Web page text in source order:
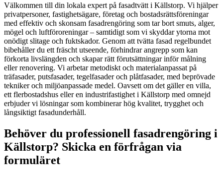
Välkommen till din lokala expert på fasadtvätt i Källstorp. Vi hjälper
privatpersoner, fastighetsägare, företag och bostadsrättsföreningar
med effektiv och skonsam fasadrengöring som tar bort smuts, alger,
mögel och luftföroreningar – samtidigt som vi skyddar ytorna mot
onödigt slitage och fuktskador. Genom att tvätta fasad regelbundet
bibehåller du ett fräscht utseende, förhindrar angrepp som kan
förkorta livslängden och skapar rätt förutsättningar inför målning
eller renovering. Vi arbetar metodiskt och materialanpassat på
träfasader, putsfasader, tegelfasader och plåtfasader, med beprövade
tekniker och miljöanpassade medel. Oavsett om det gäller en villa,
ett flerbostadshus eller en industrifastighet i Källstorp med omnejd
erbjuder vi lösningar som kombinerar hög kvalitet, trygghet och
långsiktigt fasadunderhåll.
Behöver du professionell fasadrengöring i
Källstorp? Skicka en förfrågan via
formuläret